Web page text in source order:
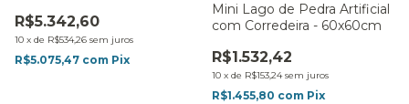
R$5.342,60
10 x de R$534,26 sem juros
R$5.075,47 com Pix
Mini Lago de Pedra Artificial
com Corredeira - 60x60cm
R$1.532,42
10 x de R$153,24 sem juros
R$1.455,80 com Pix